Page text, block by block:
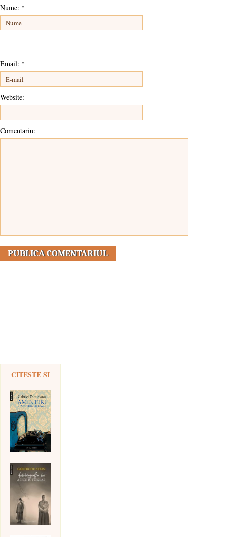
Nume: *
Email: *
Website:
Comentariu:
CITESTE SI